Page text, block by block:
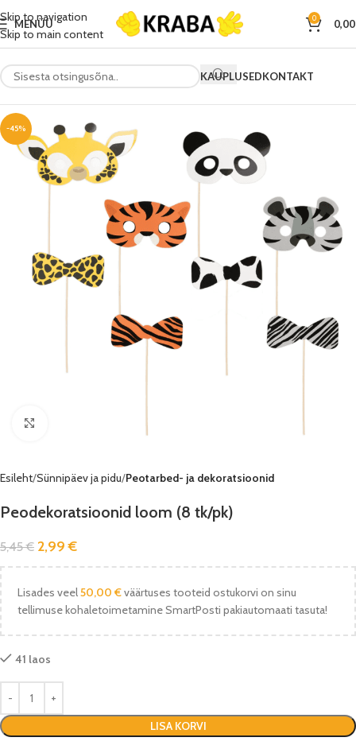
Skip to navigation
Skip to main content
MENÜÜ 0
KAUPLUSEDKONTAKT
-45%
Esileht Sünnipäev ja pidu Peotarbed- ja dekoratsioonid
Peodekoratsioonid loom (8 tk/pk)
5,45€ 2,99€
Lisades veel50,00 €väärtuses tooteid ostukorvi on sinu
tellimuse kohaletoimetamine SmartPosti pakiautomaati tasuta!
41 laos
LISA KORVI